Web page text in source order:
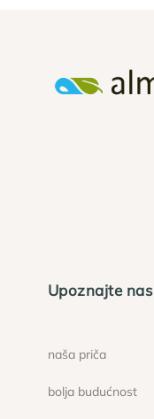
Upoznajte nas
naša priča
bolja budućnost